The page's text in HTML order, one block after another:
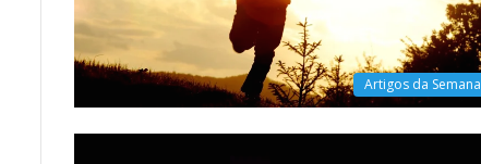
Artigos da Semana